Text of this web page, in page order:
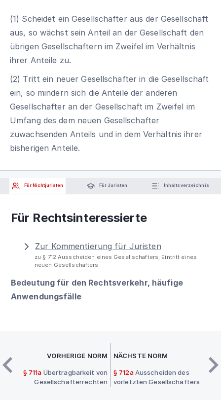
(1) Scheidet ein Gesellschafter aus der Gesellschaft
aus, so wächst sein Anteil an der Gesellschaft den
übrigen Gesellschaftern im Zweifel im Verhältnis
ihrer Anteile zu.
(2) Tritt ein neuer Gesellschafter in die Gesellschaft
ein, so mindern sich die Anteile der anderen
Gesellschafter an der Gesellschaft im Zweifel im
Umfang des dem neuen Gesellschafter
zuwachsenden Anteils und in dem Verhältnis ihrer
bisherigen Anteile.
Für Nichtjuristen Für Juristen Inhaltsverzeichnis
Für Rechtsinteressierte
Zur Kommentierung für Juristen
zu § 712 Ausscheiden eines Gesellschafters; Eintritt eines
neuen Gesellschafters
Bedeutung für den Rechtsverkehr, häufige
Anwendungsfälle
VORHERIGE NORM
§ 711a Übertragbarkeit von
Gesellschafterrechten
NÄCHSTE NORM
§ 712a Ausscheiden des
vorletzten Gesellschafters